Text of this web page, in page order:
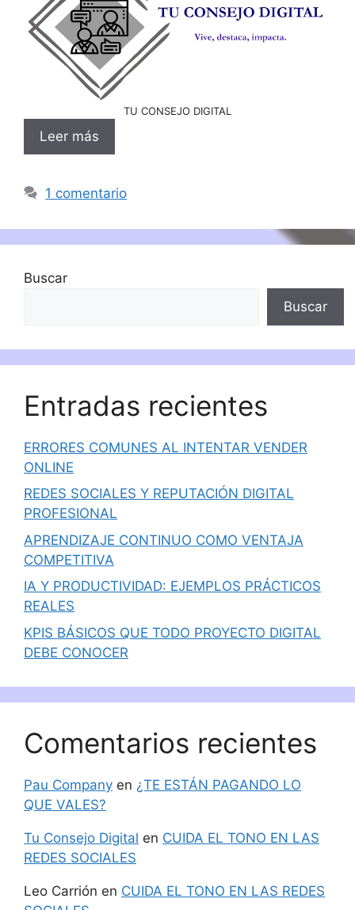
TU CONSEJO DIGITAL
Leer más
1 comentario
Buscar
Buscar
Entradas recientes
ERRORES COMUNES AL INTENTAR VENDER
ONLINE
REDES SOCIALES Y REPUTACIÓN DIGITAL
PROFESIONAL
APRENDIZAJE CONTINUO COMO VENTAJA
COMPETITIVA
IA Y PRODUCTIVIDAD: EJEMPLOS PRÁCTICOS
REALES
KPIS BÁSICOS QUE TODO PROYECTO DIGITAL
DEBE CONOCER
Comentarios recientes
Pau Company en ¿TE ESTÁN PAGANDO LO
QUE VALES?
Tu Consejo Digital en CUIDA EL TONO EN LAS
REDES SOCIALES
Leo Carrión en CUIDA EL TONO EN LAS REDES